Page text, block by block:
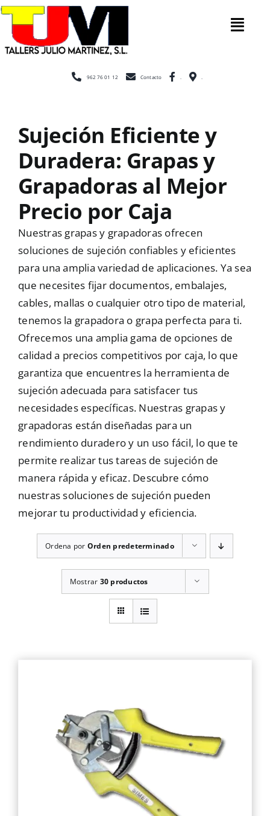
Saltar
contenido
Inicio
Escaleras
Mallas
Noticias
Contacto
962 76 01 12 Contacto
Sujeción Eficiente y
Duradera: Grapas y
Grapadoras al Mejor
Precio por Caja
Nuestras grapas y grapadoras ofrecen
soluciones de sujeción confiables y eficientes
para una amplia variedad de aplicaciones. Ya sea
que necesites fijar documentos, embalajes,
cables, mallas o cualquier otro tipo de material,
tenemos la grapadora o grapa perfecta para ti.
Ofrecemos una amplia gama de opciones de
calidad a precios competitivos por caja, lo que
garantiza que encuentres la herramienta de
sujeción adecuada para satisfacer tus
necesidades específicas. Nuestras grapas y
grapadoras están diseñadas para un
rendimiento duradero y un uso fácil, lo que te
permite realizar tus tareas de sujeción de
manera rápida y eficaz. Descubre cómo
nuestras soluciones de sujeción pueden
mejorar tu productividad y eficiencia.
Ordena por Orden predeterminado
Mostrar 30 productos